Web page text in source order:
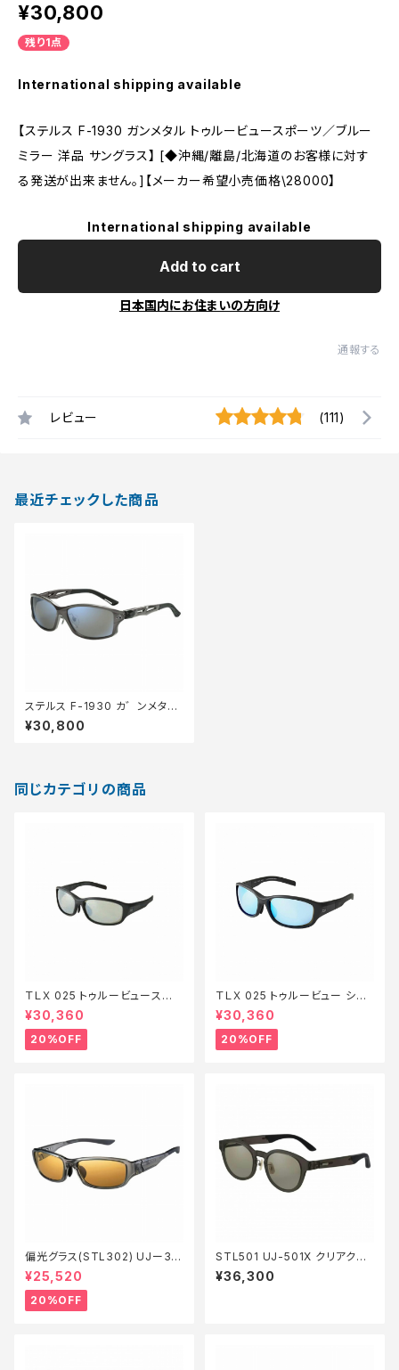
¥30,800
残り1点
International shipping available
【ステルス F-1930 ガンメタル トゥルービュースポーツ／ブルー
ミラー 洋品 サングラス】 [◆沖縄/離島/北海道のお客様に対す
る発送が出来ません。]【メーカー希望小売価格\28000】
International shipping available
Add to cart
日本国内にお住まいの方向け
通報する
レビュー (111)
最近チェックした商品
ステルス F-1930 カ゛ンメタル
トゥルーヒ゛ュースホ゜ーツ/
フ゛ルーミラー
¥30,800
同じカテゴリの商品
ＴＬＸ 025 トゥルービュースポ
ーツ シルバーミラー【特価装備】
【20】
¥30,360
20%OFF
ＴＬＸ 025 トゥルービュー シル
バーブルーミラー【特価装備】【2
0】
¥30,360
20%OFF
偏光グラス(STL302) UJー30
2Ｗ クリアグレー LO【特価装
備】【20】
¥25,520
20%OFF
STL501 UJ-501X クリアク゛
レー TVS
¥36,300